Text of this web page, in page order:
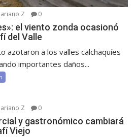
Z 0
el viento zonda ocasionó
del Valle
azotaron a los valles calchaquíes
importantes daños...
Z 0
y gastronómico cambiará
Viejo